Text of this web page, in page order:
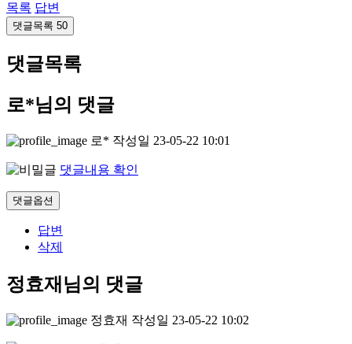
목록 답변
댓글목록 50
댓글목록
로*님의 댓글
로* 작성일 23-05-22 10:01
댓글내용 확인
댓글옵션
답변
삭제
정효재님의 댓글
정효재 작성일 23-05-22 10:02